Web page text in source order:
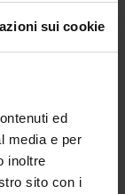
sui cookie
ed
media e per
inoltre
sito con i